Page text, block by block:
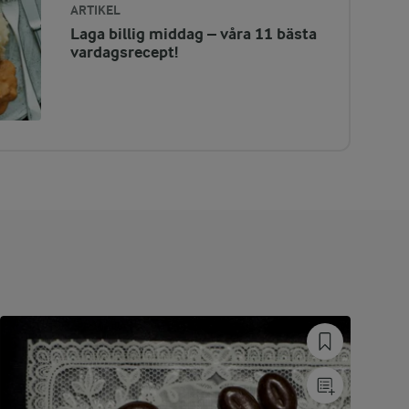
ARTIKEL
Laga billig middag – våra 11 bästa
vardagsrecept!